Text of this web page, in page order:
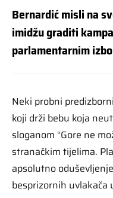
Bernardić misli na
imidžu graditi
parlamentarnim
Neki probni
koji drži bebu koja
sloganom “Gore ne
stranačkim tijelima.
apsolutno
besprizornih uvlakača